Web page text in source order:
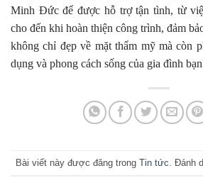
Minh Đức để được hỗ trợ tận tình, từ
cho đến khi hoàn thiện công trình, đảm
không chỉ đẹp về mặt thẩm mỹ mà còn
dụng và phong cách sống của gia đình
Bài viết này được đăng trong Tin tức . Đánh